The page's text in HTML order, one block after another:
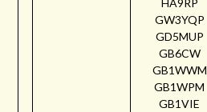
HA9RP
GW3YQP
GD5MUP
GB6CW
GB1WWM
GB1WPM
GB1VIE